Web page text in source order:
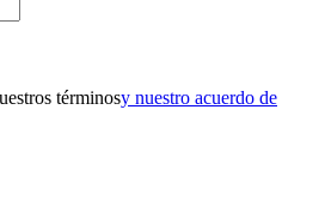
términosy nuestro acuerdo de